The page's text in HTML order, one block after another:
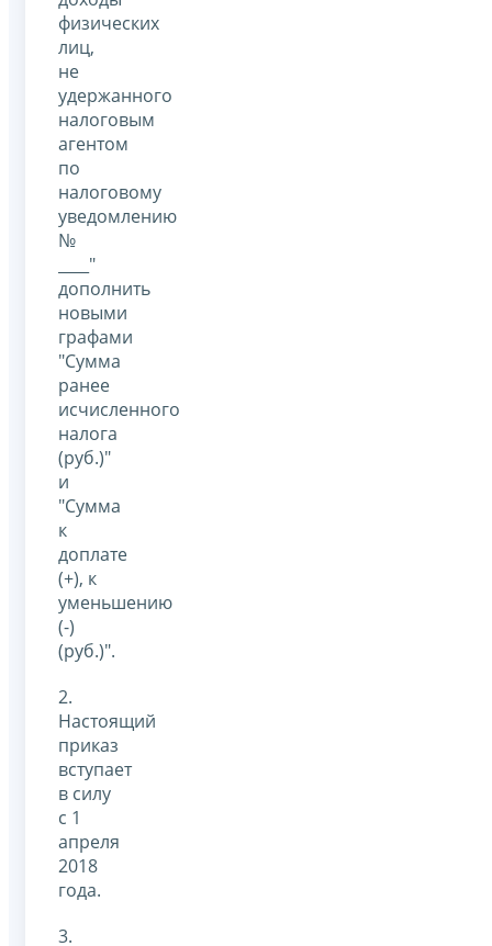
физических
лиц,
не
удержанного
налоговым
агентом
по
налоговому
уведомлению
№
____"
дополнить
новыми
графами
"Сумма
ранее
исчисленного
налога
(руб.)"
и
"Сумма
к
доплате
(+), к
уменьшению
(-)
(руб.)".
2.
Настоящий
приказ
вступает
в силу
с 1
апреля
2018
года.
3.